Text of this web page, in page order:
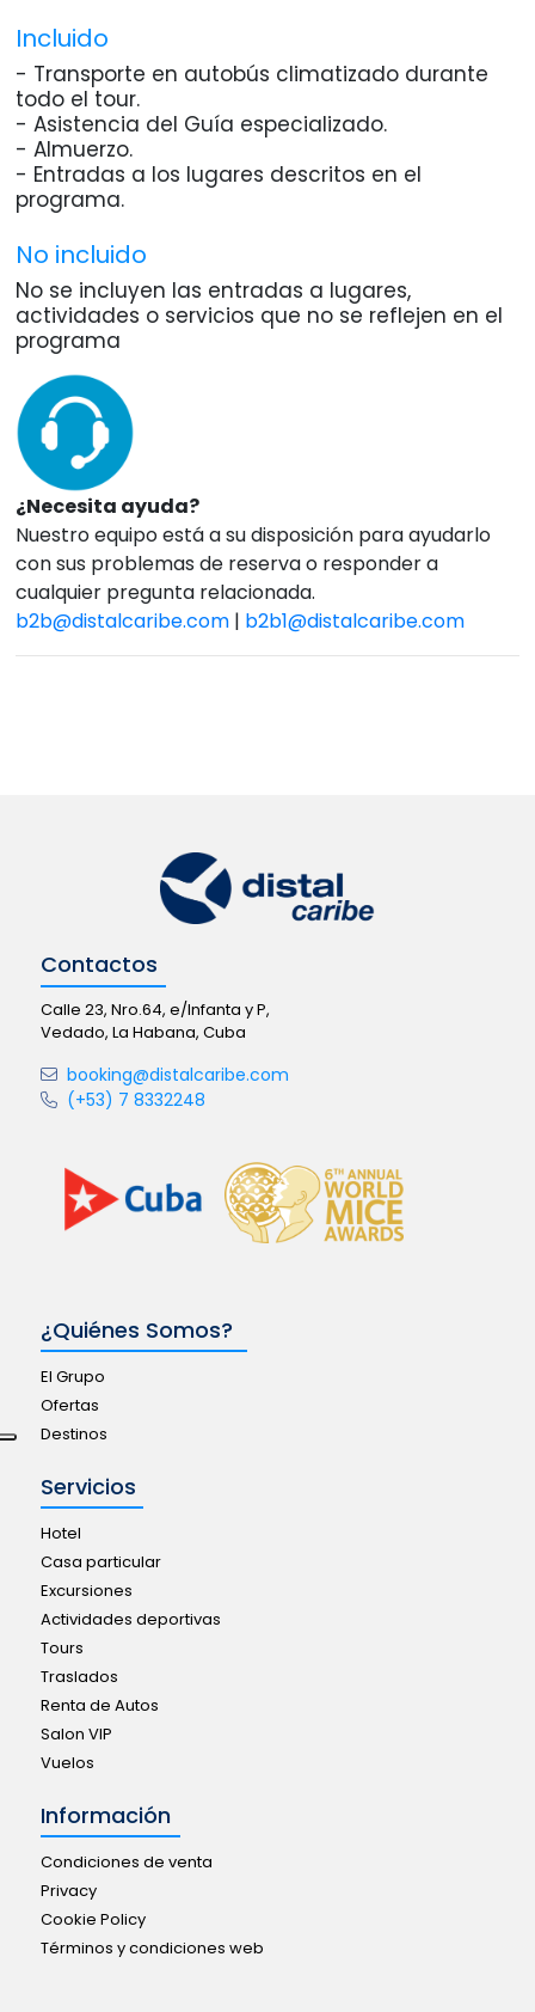
Incluido
- Transporte en autobús climatizado durante
todo el tour.
- Asistencia del Guía especializado.
- Almuerzo.
- Entradas a los lugares descritos en el
programa.
No incluido
No se incluyen las entradas a lugares,
actividades o servicios que no se reflejen en el
programa
¿Necesita ayuda?
Nuestro equipo está a su disposición para ayudarlo
con sus problemas de reserva o responder a
cualquier pregunta relacionada.
b2b@distalcaribe.com | b2b1@distalcaribe.com
Contactos
Calle 23, Nro.64, e/Infanta y P,
Vedado, La Habana, Cuba
booking@distalcaribe.com
(+53) 7 8332248
¿Quiénes Somos?
El Grupo
Ofertas
Destinos
Servicios
Hotel
Casa particular
Excursiones
Actividades deportivas
Tours
Traslados
Renta de Autos
Salon VIP
Vuelos
Información
Condiciones de venta
Privacy
Cookie Policy
Términos y condiciones web